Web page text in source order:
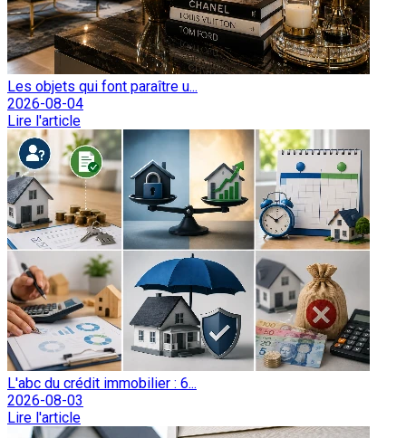
Les objets qui font paraître u...
2026-08-04
Lire l'article
L'abc du crédit immobilier : 6...
2026-08-03
Lire l'article